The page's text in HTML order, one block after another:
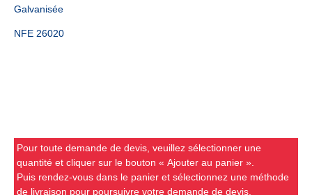
Galvanisée
NFE 26020
Pour toute demande de devis, veuillez sélectionner une
quantité et cliquer sur le bouton « Ajouter au panier ».
Puis rendez-vous dans le panier et sélectionnez une méthode
de livraison pour poursuivre votre demande de devis.